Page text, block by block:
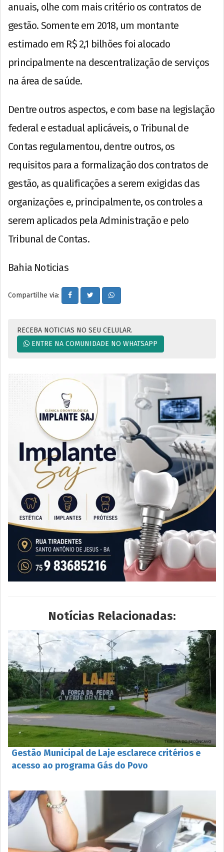
anuais, olhe com mais critério os contratos de
gestão. Somente em 2018, um montante
estimado em R$ 2,1 bilhões foi alocado
principalmente na descentralização de serviços
na área de saúde.
Dentre outros aspectos, e com base na legislação
federal e estadual aplicáveis, o Tribunal de
Contas regulamentou, dentre outros, os
requisitos para a formalização dos contratos de
gestão, as qualificações a serem exigidas das
organizações e, principalmente, os controles a
serem aplicados pela Administração e pelo
Tribunal de Contas.
Bahia Noticias
Compartilhe via:
RECEBA NOTICIAS NO SEU CELULAR.
ENTRE NA COMUNIDADE NO WHATSAPP
Notícias Relacionadas:
Gestão Municipal de Laje esclarece critérios e
acesso ao programa Gás do Povo